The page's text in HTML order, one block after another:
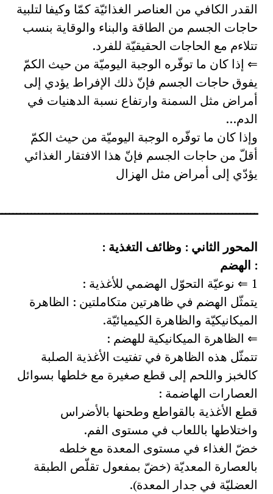
القدر الكافي من العناصر الغذائيّة كمّا وكيفا لتلبية
حاجات الجسم من الطاقة والبناء والوقاية بنسب
تتلاءم مع الحاجات الحقيقيّة للفرد.
⇐ إذا كان ما توفّره الوجبة اليوميّة من حيث الكمّ
يفوق حاجات الجسم فإنّ ذلك الإفراط يؤدي إلى
أمراض مثل السمنة وارتفاع نسبة الدهنيات في
الدم…
وإذا كان ما توفّره الوجبة اليوميّة من حيث الكمّ
أقلّ من حاجات الجسم فإنّ هذا الافتقار الغذائي
يؤدّي إلى أمراض مثل الهزال
المحور الثاني : وظائف التغذية :
: الهضم
1 ⇐ نوعيّة التحوّل الهضمي للأغذية :
يتمثّل الهضم في ظاهرتين متكاملتين : الظاهرة
الميكانيكيّة والظاهرة الكيميائيّة.
⇐ الظاهرة الميكانيكية للهضم :
تتمثّل هذه الظاهرة في تفتيت الأغذية الصلبة
كالخبز واللحم إلى قطع صغيرة مع خلطها بسوائل
العصارات الهاضمة :
قطع الأغذية بالقواطع وطحنها بالأضراس
واختلاطها باللعاب في مستوى الفم.
خضّ الغذاء في مستوى المعدة مع خلطه
بالعصارة المعديّة (خضّ بمفعول تقلّص الطبقة
العضليّة في جدار المعدة).